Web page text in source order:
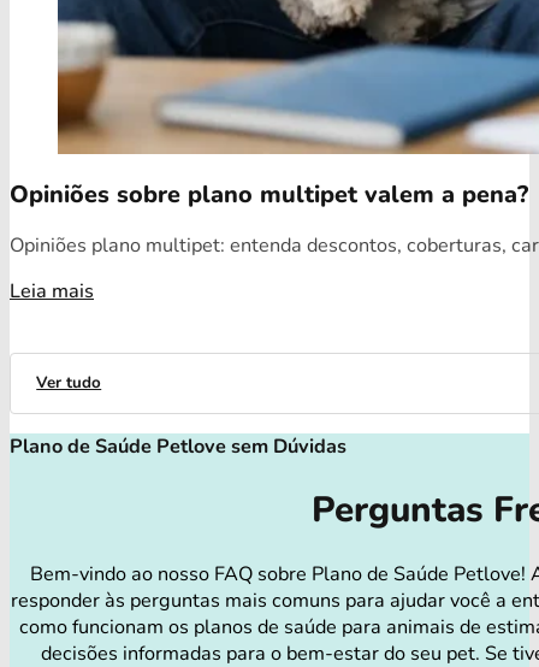
Opiniões sobre plano multipet valem a pena?
Opiniões plano multipet: entenda descontos, coberturas,
Leia mais
Ver tudo
Plano de Saúde Petlove sem Dúvidas
Perguntas
Bem-vindo ao nosso FAQ sobre Plano de Saúde Petlove!
responder às perguntas mais comuns para ajudar você a
como funcionam os planos de saúde para animais de
decisões informadas para o bem-estar do seu pet. Se